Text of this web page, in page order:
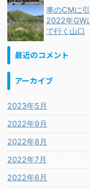
車のCMに
2022年GW
で行く山口
最近のコメント
アーカイブ
2023年5月
2022年9月
2022年8月
2022年7月
2022年6月